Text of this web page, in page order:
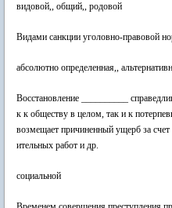
видовой,, общий,, родовой
Видами санкции уголовно-правовой
абсолютно определенная,,
Восстановление __________
к к обществу в целом, так и к
возмещает причиненный ущерб за
ительных работ и др.
социальной